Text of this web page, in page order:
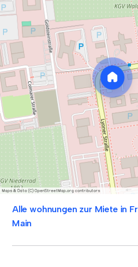
Alle wohnungen zur Miete in
Main